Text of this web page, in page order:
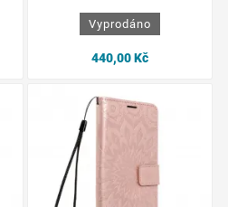
Vyprodáno
440,00 Kč